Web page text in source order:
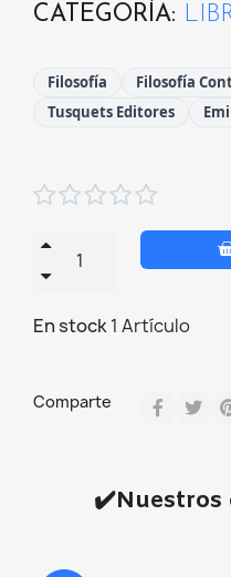
CATEGORÍA
Filosofía
Filosofía
Tusquets Editores

En stock1 Artículo
Comparte
✔️Nuestros